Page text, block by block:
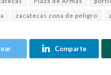
zacatecas zona de peligro
Comparte